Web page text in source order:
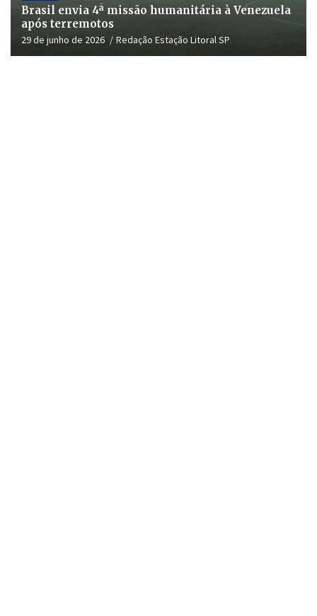
Brasil envia 4ª missão humanitária à Venezuela
após terremotos
29 de junho de 2026 Redação Estação Litoral SP